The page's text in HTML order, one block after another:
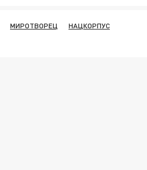
МИРОТВОРЕЦ
НАЦКОРПУС